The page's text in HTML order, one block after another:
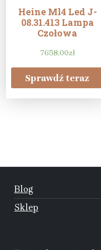
Heine Ml4 Led J-
08.31.413 Lampa
Czołowa
7658,00zł
Sprawdź teraz
Blog
Sklep